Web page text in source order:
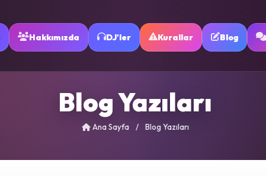
Hakkımızda DJ'ler Kurallar Blog
Blog Yazıları
Ana Sayfa / Blog Yazıları